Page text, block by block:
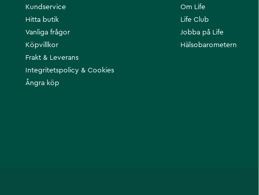
Om Life
Life Club
Jobba på Life
Hälsobarometern
Kundservice
Hitta butik
Vanliga frågor
Köpvillkor
Frakt & Leverans
Integritetspolicy & Cookies
Ångra köp